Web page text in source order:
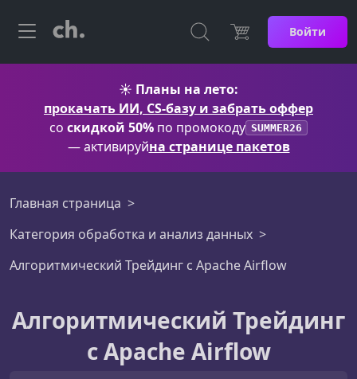
Войти
☀️ Планы на лето:
прокачать ИИ, CS-базу и забрать оффер
со скидкой 50% по промокоду SUMMER26
— активируйна странице пакетов
Главная страница
Категория обработка и анализ данных
Алгоритмический Трейдинг с Apache Airflow
Алгоритмический Трейдинг
с Apache Airflow